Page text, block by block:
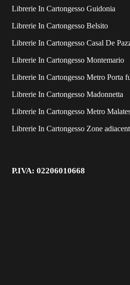
Librerie In Cartongesso Guidonia
Librerie In Cartongesso Belsito
Librerie In Cartongesso Casal De
Librerie In Cartongesso Montemario
Librerie In Cartongesso Metro Porta
Librerie In Cartongesso Madonnetta
Librerie In Cartongesso Metro
Librerie In Cartongesso Zone
P.IVA: 02206010668